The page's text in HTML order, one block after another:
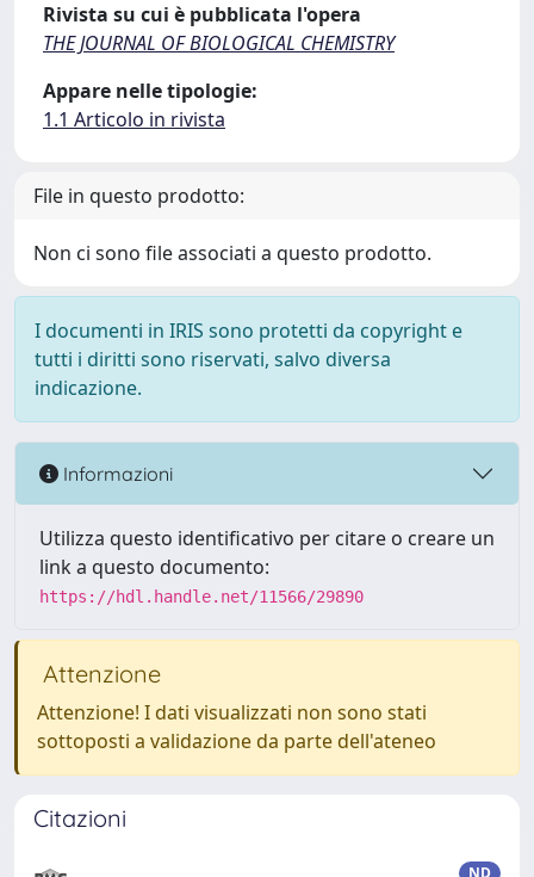
Rivista su cui è pubblicata l'opera
THE JOURNAL OF BIOLOGICAL CHEMISTRY
Appare nelle tipologie:
1.1 Articolo in rivista
File in questo prodotto:
Non ci sono file associati a questo prodotto.
I documenti in IRIS sono protetti da copyright e
tutti i diritti sono riservati, salvo diversa
indicazione.
Informazioni
Utilizza questo identificativo per citare o creare un
link a questo documento:
https://hdl.handle.net/11566/29890
Attenzione
Attenzione! I dati visualizzati non sono stati
sottoposti a validazione da parte dell'ateneo
Citazioni